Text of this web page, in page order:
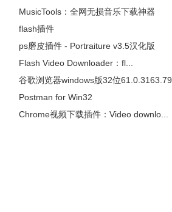
​MusicTools：全网无损音乐下载神器
flash插件
ps磨皮插件 - Portraiture v3.5汉化版
Flash Video Downloader：fl...
谷歌浏览器windows版32位61.0.3163.79
Postman for Win32
Chrome视频下载插件：Video downlo...